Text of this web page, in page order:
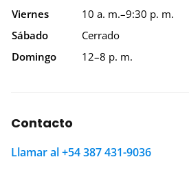
Viernes
10 a. m.–9:30 p. m.
Sábado
Cerrado
Domingo
12–8 p. m.
Contacto
Llamar al +54 387 431-9036